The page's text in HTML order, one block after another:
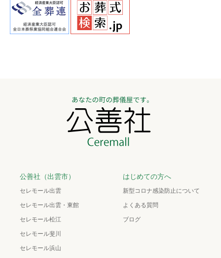
公善社（出雲市）
セレモール出雲
セレモール出雲・東館
セレモール松江
セレモール斐川
セレモール浜山
はじめての方へ
新型コロナ感染防止について
よくある質問
ブログ